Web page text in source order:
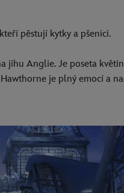
pěstují kytky a pšenici.
jihu Anglie. Je poseta
je plný emocí a